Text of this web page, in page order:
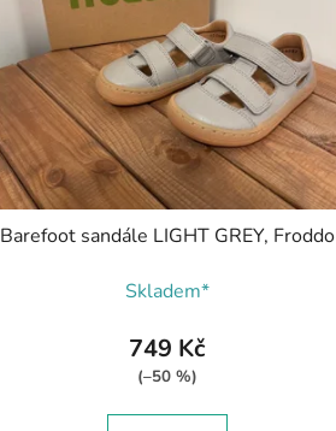
Barefoot sandále LIGHT GREY, Froddo
Skladem*
749 Kč
(–50 %)